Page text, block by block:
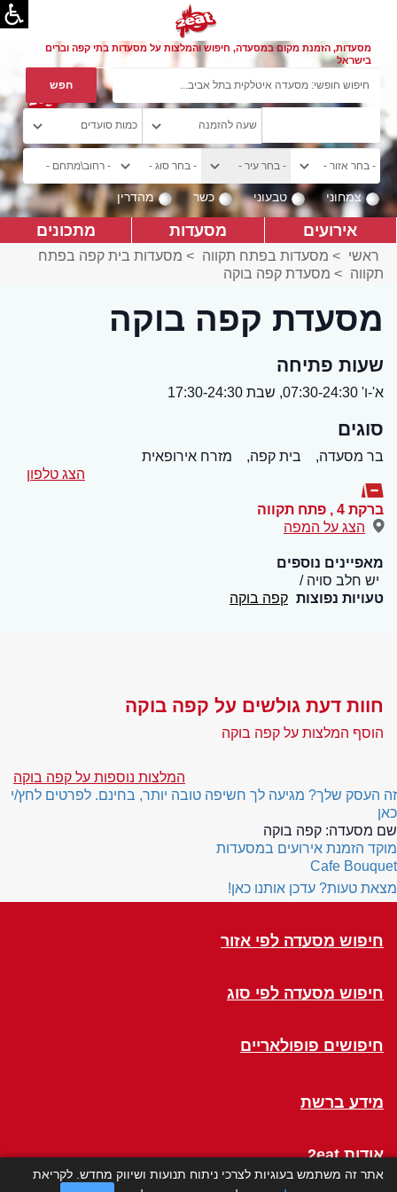
מסעדות, הזמנת מקום במסעדה, חיפוש והמלצות על מסעדות בתי קפה וברים
בישראל
צמחוני טבעוני כשר מהדרין
אירועים מסעדות מתכונים
ראשי > מסעדות בפתח תקווה > מסעדות בית קפה בפתח
תקווה > מסעדת קפה בוקה
מסעדת קפה בוקה
שעות פתיחה
א'-ו' 07:30-24:30, שבת 17:30-24:30
סוגים
בר מסעדה, בית קפה,
מזרח אירופאית
הצג טלפון
ברקת 4 , פתח תקווה
הצג על המפה
מאפיינים נוספים
יש חלב סויה
טעויות נפוצות קפה בוקה
חוות דעת גולשים על קפה בוקה
הוסף המלצות על קפה בוקה
המלצות נוספות על קפה בוקה
זה העסק שלך? מגיעה לך חשיפה טובה יותר, בחינם. לפרטים לחץ/י
כאן
שם מסעדה: קפה בוקה
מוקד הזמנת אירועים במסעדות
Cafe Bouquet
מצאת טעות? עדכן אותנו כאן!
חיפוש מסעדה לפי אזור
חיפוש מסעדה לפי סוג
חיפושים פופולאריים
מידע ברשת
אודות 2eat
אתר זה משתמש בעוגיות לצרכי ניתוח תנועות ושיווק מחדש. לקריאת